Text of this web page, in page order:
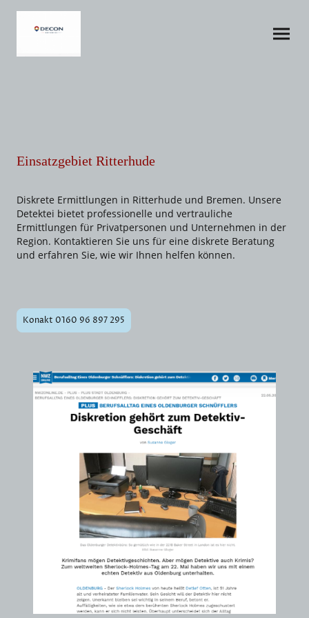
Einsatzgebiet Ritterhude
Diskrete Ermittlungen in Ritterhude und Bremen. Unsere
Detektei bietet professionelle und vertrauliche
Ermittlungen für Privatpersonen und Unternehmen in der
Region. Kontaktieren Sie uns für eine diskrete Beratung
und erfahren Sie, wie wir Ihnen helfen können.
Konakt 0160 96 897 295